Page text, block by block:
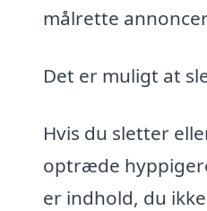
målrette
Det er muligt at
Hvis du sletter
optræde
er indhold, du